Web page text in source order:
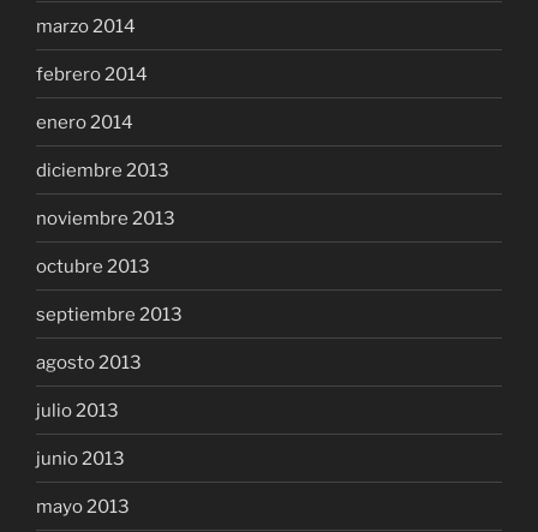
marzo 2014
febrero 2014
enero 2014
diciembre 2013
noviembre 2013
octubre 2013
septiembre 2013
agosto 2013
julio 2013
junio 2013
mayo 2013